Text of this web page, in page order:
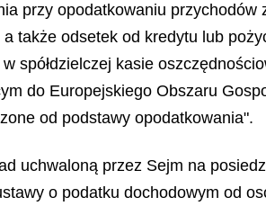
przy opodatkowaniu przychodów
także odsetek od kredytu lub
spółdzielczej kasie
do Europejskiego Obszaru
od podstawy opodatkowania".
uchwaloną przez Sejm na
o podatku dochodowym od